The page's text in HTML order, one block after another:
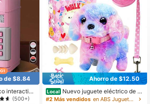
de $8.84
interactivo
d
(500+)
Ahorro de $12.50
Local Nuevo juguete eléctrico de c
achorro 2026 con múltiples accesor
#2 Más vendidos
en ABS Juguetes para el desarrollo temprano y la a